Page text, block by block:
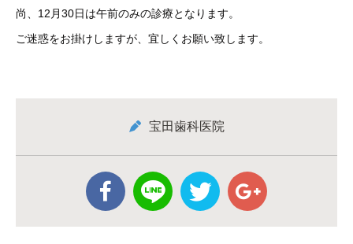
尚、12月30日は午前のみの診療となります。
ご迷惑をお掛けしますが、宜しくお願い致します。
宝田歯科医院